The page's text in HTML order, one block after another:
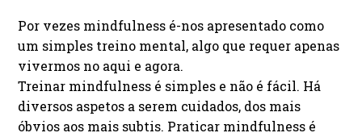
Por vezes mindfulness é-nos apresentado como
um simples treino mental, algo que requer apenas
vivermos no aqui e agora.
Treinar mindfulness é simples e não é fácil. Há
diversos aspetos a serem cuidados, dos mais
óbvios aos mais subtis. Praticar mindfulness é